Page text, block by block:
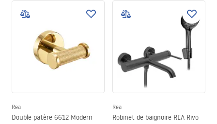
Rea
Double patère 6612 Modern
Rea
Robinet de baignoire REA Rivo